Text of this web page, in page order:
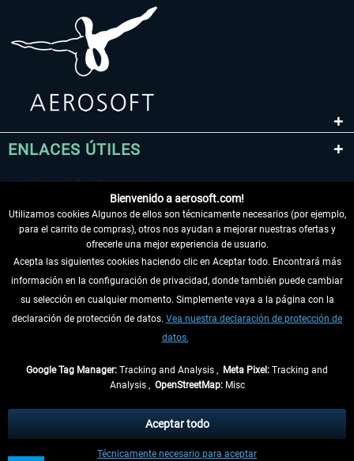
ENLACES ÚTILES
DESISTIR DEL CONTRATO
INFORMACIÓN
tasas de recepción si no se describe lo contrario
** De aplicación a envíos dentro de Alemania. Los plazos de envío para los
Bienvenido a aerosoft.com!
Utilizamos cookies Algunos de ellos son técnicamente necesarios (por ejemplo,
para el carrito de compras), otros nos ayudan a mejorar nuestras ofertas y
ofrecerle una mejor experiencia de usuario.
Acepta las siguientes cookies haciendo clic en Aceptar todo. Encontrará más
información en la configuración de privacidad, donde también puede cambiar
su selección en cualquier momento. Simplemente vaya a la página con la
declaración de protección de datos. Vea nuestra declaración de protección de
datos.
Google Tag Manager: Tracking and Analysis , Meta Pixel: Tracking and
Analysis , OpenStreetMap:Misc
Técnicamente necesario para aceptar
Aceptar todo